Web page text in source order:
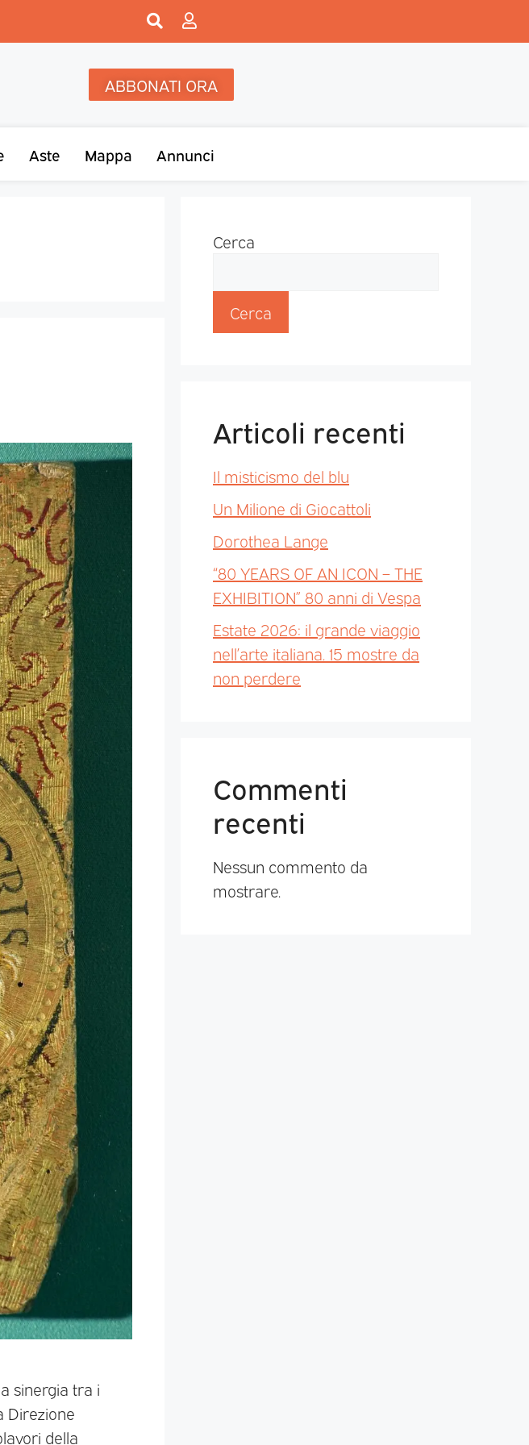
ABBONATI ORA
Aste Mappa Annunci
sinergia tra i
Direzione
della
Cerca
Cerca
Articoli recenti
Il misticismo del blu
Un Milione di Giocattoli
Dorothea Lange
“80 YEARS OF AN ICON – THE
EXHIBITION” 80 anni di Vespa
Estate 2026: il grande viaggio
nell’arte italiana. 15 mostre da
non perdere
Commenti
recenti
Nessun commento da
mostrare.